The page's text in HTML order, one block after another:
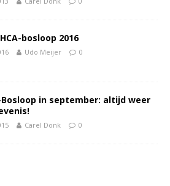
bosloop 2016
Udo Meijer 0
Bosloop in september: altijd weer
Carel Donk 0